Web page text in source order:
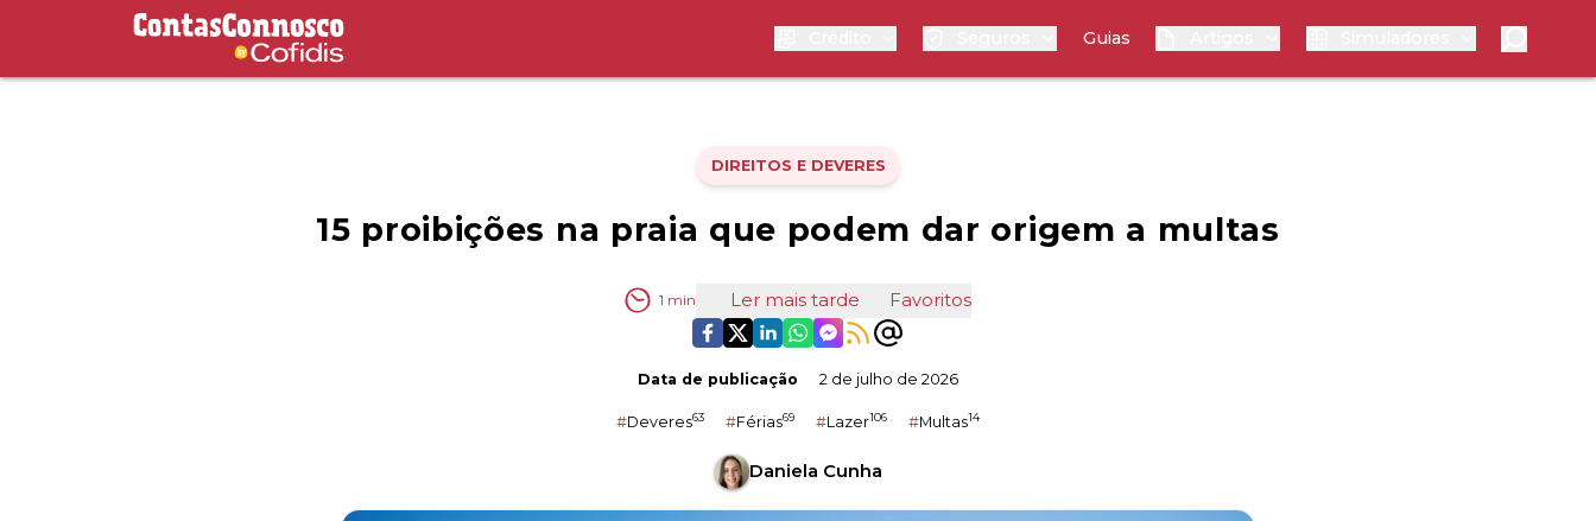
Contas Connosco by Cofidis Guias
DIREITOS E DEVERES
15 proibições na praia que podem dar origem a multas
1 min Ler mais tarde Favoritos
Data de publicação 2 de julho de 2026
#Deveres63 #Férias69 #Lazer106 #Multas14
Daniela Cunha